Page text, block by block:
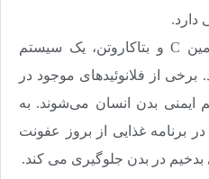
دارد.
C و بتاکاروتن، یک سیستم
برخی از فلانوئید‌های موجود در
ایمنی بدن انسان می‌شوند. به
برنامه غذایی از بروز عفونت
در بدن جلوگیری می کند.